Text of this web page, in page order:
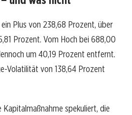
Plus von 238,68 Prozent, über
Prozent. Vom Hoch bei 688,00
um 40,19 Prozent entfernt.
Volatilität von 138,64 Prozent
spekuliert, die